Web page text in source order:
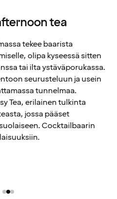
tea
tekee baarista
olipa kyseessä sitten
tai ilta ystäväporukassa.
seurusteluun ja usein
tunnelmaa.
Tea, erilainen tulkinta
jossa pääset
Cocktailbaarin